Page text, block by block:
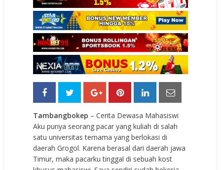
Tambangbokep – Cerita Dewasa Mahasiswi
Aku punya seorang pacar yang kuliah di salah
satu universitas ternama yang berlokasi di
daerah Grogol. Karena berasal dari daerah jawa
Timur, maka pacarku tinggal di sebuah kost